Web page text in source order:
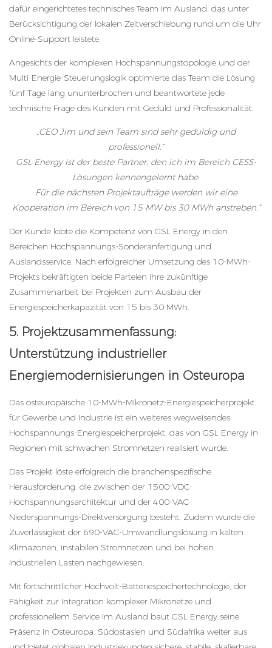
dafür eingerichtetes technisches Team im Ausland, das unter
Berücksichtigung der lokalen Zeitverschiebung rund um die Uhr
Online-Support leistete.
Angesichts der komplexen Hochspannungstopologie und der
Multi-Energie-Steuerungslogik optimierte das Team die Lösung
fünf Tage lang ununterbrochen und beantwortete jede
technische Frage des Kunden mit Geduld und Professionalität.
„CEO Jim und sein Team sind sehr geduldig und
professionell.“
GSL Energy ist der beste Partner, den ich im Bereich CESS-
Lösungen kennengelernt habe.
Für die nächsten Projektaufträge werden wir eine
Kooperation im Bereich von 15 MW bis 30 MWh anstreben.“
Der Kunde lobte die Kompetenz von GSL Energy in den
Bereichen Hochspannungs-Sonderanfertigung und
Auslandsservice. Nach erfolgreicher Umsetzung des 10-MWh-
Projekts bekräftigten beide Parteien ihre zukünftige
Zusammenarbeit bei Projekten zum Ausbau der
Energiespeicherkapazität von 15 bis 30 MWh.
5. Projektzusammenfassung:
Unterstützung industrieller
Energiemodernisierungen in Osteuropa
Das osteuropäische 10-MWh-Mikronetz-Energiespeicherprojekt
für Gewerbe und Industrie ist ein weiteres wegweisendes
Hochspannungs-Energiespeicherprojekt, das von GSL Energy in
Regionen mit schwachen Stromnetzen realisiert wurde.
Das Projekt löste erfolgreich die branchenspezifische
Herausforderung, die zwischen der 1500-VDC-
Hochspannungsarchitektur und der 400-VAC-
Niederspannungs-Direktversorgung besteht. Zudem wurde die
Zuverlässigkeit der 690-VAC-Umwandlungslösung in kalten
Klimazonen, instabilen Stromnetzen und bei hohen
industriellen Lasten nachgewiesen.
Mit fortschrittlicher Hochvolt-Batteriespeichertechnologie, der
Fähigkeit zur Integration komplexer Mikronetze und
professionellem Service im Ausland baut GSL Energy seine
Präsenz in Osteuropa, Südostasien und Südafrika weiter aus